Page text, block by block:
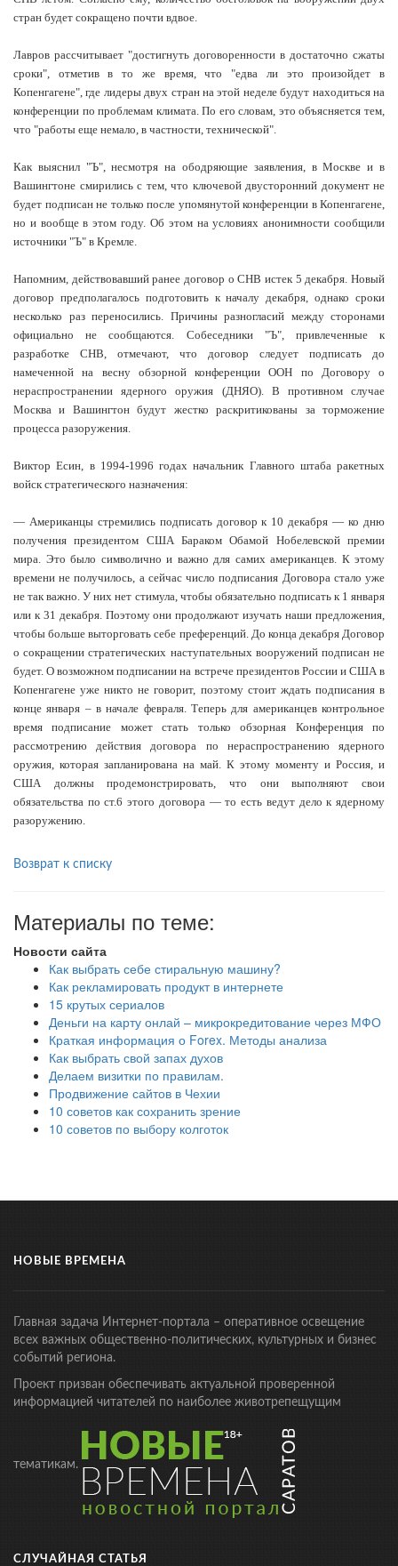
стран будет сокращено почти вдвое.
Лавров рассчитывает "достигнуть договоренности в достаточно сжаты
сроки", отметив в то же время, что "едва ли это произойдет в
Копенгагене", где лидеры двух стран на этой неделе будут находиться на
конференции по проблемам климата. По его словам, это объясняется тем,
что "работы еще немало, в частности, технической".
Как выяснил "Ъ", несмотря на ободряющие заявления, в Москве и в
Вашингтоне смирились с тем, что ключевой двусторонний документ не
будет подписан не только после упомянутой конференции в Копенгагене,
но и вообще в этом году. Об этом на условиях анонимности сообщили
источники "Ъ" в Кремле.
Напомним, действовавший ранее договор о СНВ истек 5 декабря. Новый
договор предполагалось подготовить к началу декабря, однако сроки
несколько раз переносились. Причины разногласий между сторонами
официально не сообщаются. Собеседники "Ъ", привлеченные к
разработке СНВ, отмечают, что договор следует подписать до
намеченной на весну обзорной конференции ООН по Договору о
нераспространении ядерного оружия (ДНЯО). В противном случае
Москва и Вашингтон будут жестко раскритикованы за торможение
процесса разоружения.
Виктор Есин, в 1994-1996 годах начальник Главного штаба ракетных
войск стратегического назначения:
— Американцы стремились подписать договор к 10 декабря — ко дню
получения президентом США Бараком Обамой Нобелевской премии
мира. Это было символично и важно для самих американцев. К этому
времени не получилось, а сейчас число подписания Договора стало уже
не так важно. У них нет стимула, чтобы обязательно подписать к 1 января
или к 31 декабря. Поэтому они продолжают изучать наши предложения,
чтобы больше выторговать себе преференций. До конца декабря Договор
о сокращении стратегических наступательных вооружений подписан не
будет. О возможном подписании на встрече президентов России и США в
Копенгагене уже никто не говорит, поэтому стоит ждать подписания в
конце января – в начале февраля. Теперь для американцев контрольное
время подписание может стать только обзорная Конференция по
рассмотрению действия договора по нераспространению ядерного
оружия, которая запланирована на май. К этому моменту и Россия, и
США должны продемонстрировать, что они выполняют свои
обязательства по ст.6 этого договора — то есть ведут дело к ядерному
разоружению.
Возврат к списку
Материалы по теме:
Новости сайта
Как выбрать себе стиральную машину?
Как рекламировать продукт в интернете
15 крутых сериалов
Деньги на карту онлай – микрокредитование через МФО
Краткая информация о Forex. Методы анализа
Как выбрать свой запах духов
Делаем визитки по правилам.
Продвижение сайтов в Чехии
10 советов как сохранить зрение
10 советов по выбору колготок
НОВЫЕ ВРЕМЕНА
Главная задача Интернет-портала – оперативное освещение
всех важных общественно-политических, культурных и бизнес
событий региона.
Проект призван обеспечивать актуальной проверенной
информацией читателей по наиболее животрепещущим
тематикам.
СЛУЧАЙНАЯ СТАТЬЯ